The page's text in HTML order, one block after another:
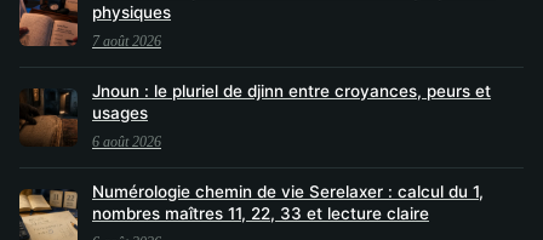
physiques
7 août 2026
Jnoun : le pluriel de djinn entre croyances, peurs et
usages
6 août 2026
Numérologie chemin de vie Serelaxer : calcul du 1,
nombres maîtres 11, 22, 33 et lecture claire